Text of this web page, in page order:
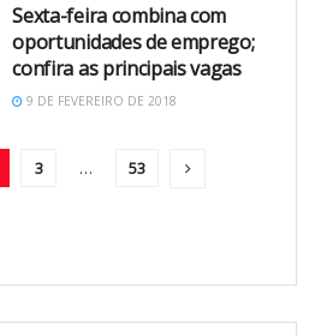
Sexta-feira combina com
oportunidades de emprego;
confira as principais vagas
9 DE FEVEREIRO DE 2018
3 … 53